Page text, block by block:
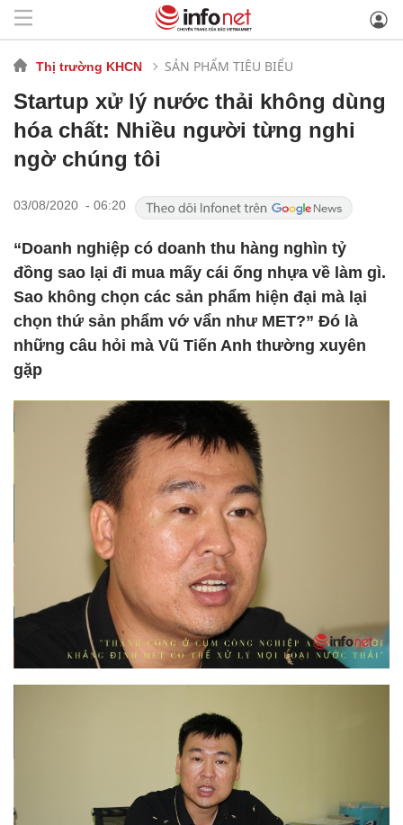
Thị trường KHCN SẢN PHẨM TIÊU BIỂU
Startup xử lý nước thải không dùng
hóa chất: Nhiều người từng nghi
ngờ chúng tôi
03/08/2020 - 06:20
“Doanh nghiệp có doanh thu hàng nghìn tỷ
đồng sao lại đi mua mấy cái ống nhựa về làm gì.
Sao không chọn các sản phẩm hiện đại mà lại
chọn thứ sản phẩm vớ vẩn như MET?” Đó là
những câu hỏi mà Vũ Tiến Anh thường xuyên
gặp